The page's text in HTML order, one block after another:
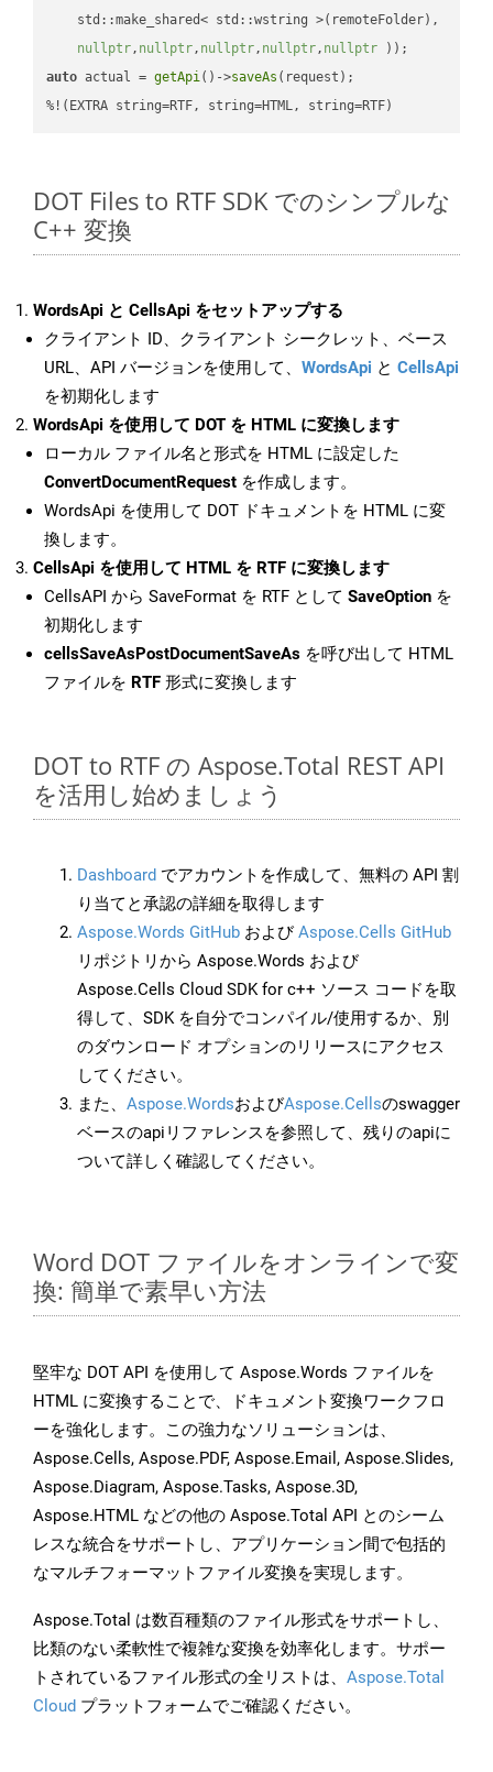
    std::make_shared< std::wstring >(remoteFolder),
nullptr, nullptr, nullptr, nullptr, nullptr ))
auto actual = getApi()->saveAs (request);
%!(EXTRA string=RTF, string=HTML, string=RTF)
DOT Files to RTF SDK でのシンプルな
C++ 変換
WordsApi と CellsApi をセットアップする
クライアント ID、クライアント シークレット、ベース
URL、API バージョンを使用して、 WordsApi と CellsApi
を初期化します
WordsApi を使用して DOT を HTML に変換します
ローカル ファイル名と形式を HTML に設定した
ConvertDocumentRequest を作成します。
WordsApi を使用して DOT ドキュメントを HTML に変
換します。
CellsApi を使用して HTML を RTF に変換します
CellsAPI から SaveFormat を RTF として SaveOption を
初期化します
cellsSaveAsPostDocumentSaveAs を呼び出して HTML
ファイルを RTF 形式に変換します
DOT to RTF の Aspose.Total REST API
を活用し始めましょう
Dashboard でアカウントを作成して、無料の API 割
り当てと承認の詳細を取得します
Aspose.Words GitHub およびAspose.Cells GitHub
リポジトリから Aspose.Words および
Aspose.Cells Cloud SDK for c++ ソース コードを取
得して、SDK を自分でコンパイル/使用するか、別
のダウンロード オプションのリリースにアクセス
してください。
また、 Aspose.WordsおよびAspose.Cellsのswagger
ベースのapiリファレンスを参照して、残りのapiに
ついて詳しく確認してください。
Word DOT ファイルをオンラインで変
換: 簡単で素早い方法
堅牢な DOT API を使用して Aspose.Words ファイルを
HTML に変換することで、ドキュメント変換ワークフロ
ーを強化します。この強力なソリューションは、
Aspose.Cells, Aspose.PDF, Aspose.Email, Aspose.Slides,
Aspose.Diagram, Aspose.Tasks, Aspose.3D,
Aspose.HTML などの他の Aspose.Total API とのシーム
レスな統合をサポートし、アプリケーション間で包括的
なマルチフォーマットファイル変換を実現します。
Aspose.Total は数百種類のファイル形式をサポートし、
比類のない柔軟性で複雑な変換を効率化します。サポー
トされているファイル形式の全リストは、 Aspose.Total
Cloud プラットフォームでご確認ください。